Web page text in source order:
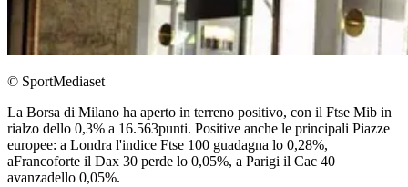
© SportMediaset
La Borsa di Milano ha aperto in terreno positivo, con il Ftse Mib in
rialzo dello 0,3% a 16.563punti. Positive anche le principali Piazze
europee: a Londra l'indice Ftse 100 guadagna lo 0,28%,
aFrancoforte il Dax 30 perde lo 0,05%, a Parigi il Cac 40
avanzadello 0,05%.